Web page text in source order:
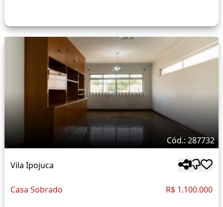
Cód.: 287732
Vila Ipojuca
Casa Sobrado R$ 1.100.000